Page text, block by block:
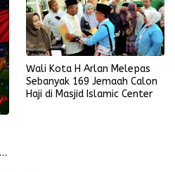
Wali Kota H Arlan Melepas
Sebanyak 169 Jemaah Calon
Haji di Masjid Islamic Center